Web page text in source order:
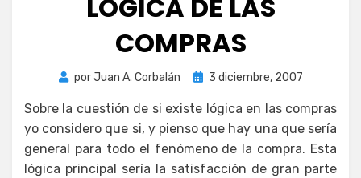
LÓGICA DE LAS
COMPRAS
porJuan A. Corbalán
Publicada
3 diciembre, 2007
Sobre la cuestión de si existe lógica en las compras
yo considero que si, y pienso que hay una que sería
general para todo el fenómeno de la compra. Esta
lógica principal sería la satisfacción de gran parte